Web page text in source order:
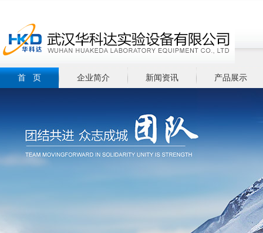
首 页 企业简介 新闻资讯 产品展示